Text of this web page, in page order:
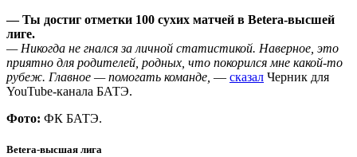
— Ты достиг отметки 100 сухих матчей в Betera-высшей
лиге.
— Никогда не гнался за личной статистикой. Наверное, это
приятно для родителей, родных, что покорился мне какой-то
рубеж. Главное — помогать команде, — сказал Черник для
YouTube-канала БАТЭ.
Фото: ФК БАТЭ.
Betera-высшая лига